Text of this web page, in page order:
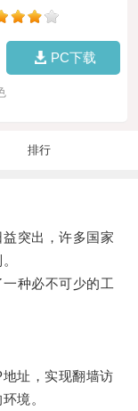
PC下载
排行
突出，许多国家
种必不可少的工
址，实现翻墙访
境。